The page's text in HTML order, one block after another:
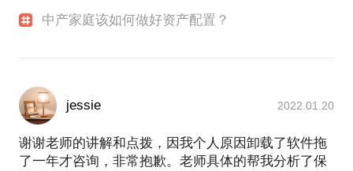
中产家庭该如何做好资产配置？
jessie 2022.01.20
谢谢老师的讲解和点拨，因我个人原因卸载了软件拖
了一年才咨询，非常抱歉。老师具体的帮我分析了保